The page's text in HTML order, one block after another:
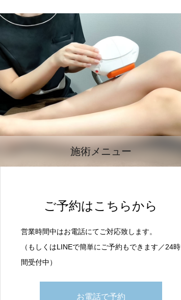
施術メニュー
ご予約はこちらから
営業時間中はお電話にてご対応致します。
（もしくはLINEで簡単にご予約もできます／24時
間受付中）
お電話で予約